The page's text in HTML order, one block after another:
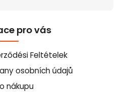
pro vás
Feltételek
osobních údajů
nákupu